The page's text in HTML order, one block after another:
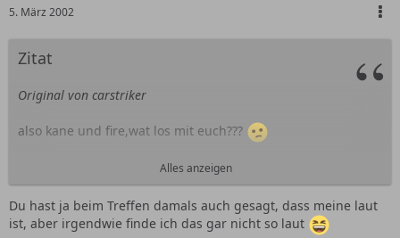
5. März 2002
Zitat
Original von carstriker
also kane und fire,wat los mit euch???
glaub ihr müßt eure karren ma von außen hören dann
wißta das sie gut klingen.oda habta die mucke so fett
aufgedreht?
Alles anzeigen
Du hast ja beim Treffen damals auch gesagt, dass meine laut
ist, aber irgendwie finde ich das gar nicht so laut